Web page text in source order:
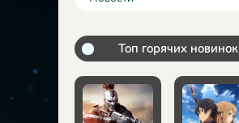
Топ горячих новинок